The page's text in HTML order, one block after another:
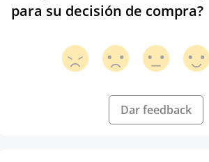
para su decisión de compra?
Dar feedback